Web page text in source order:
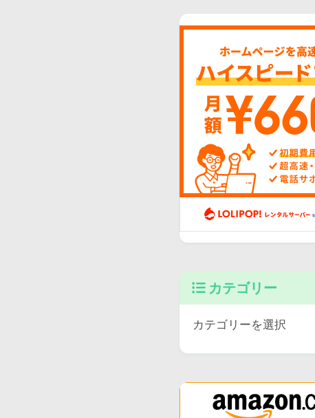
カテゴリー